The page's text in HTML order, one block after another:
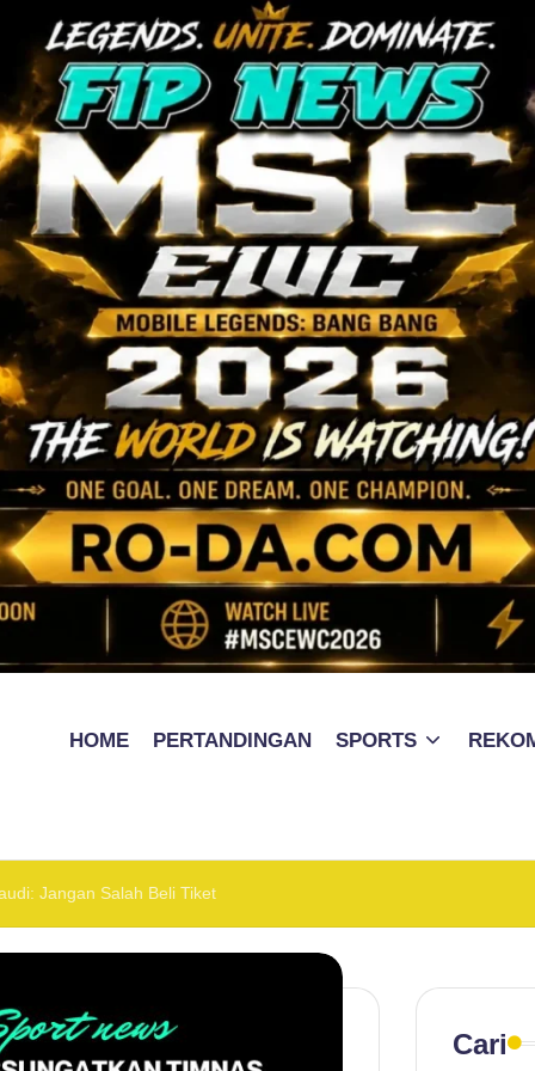
HOME PERTANDINGAN SPORTS
Jangan Salah Beli Tiket
Cari